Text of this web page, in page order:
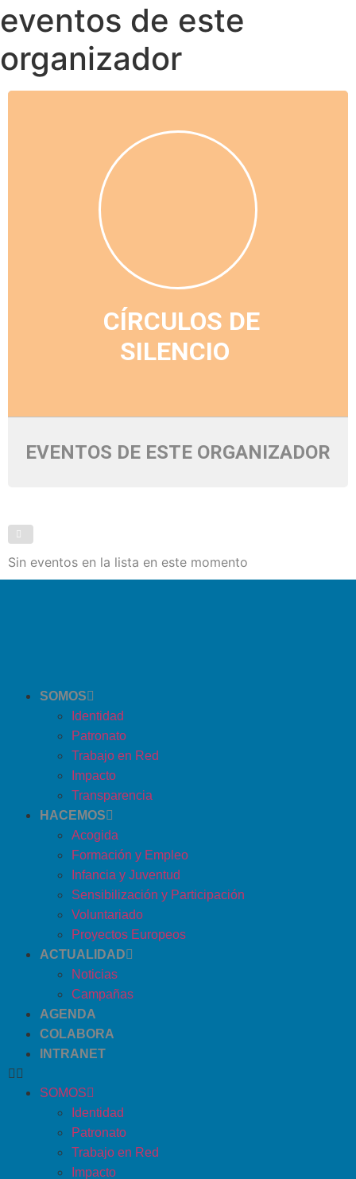
eventos de este
organizador
CÍRCULOS DE
SILENCIO
EVENTOS DE ESTE ORGANIZADOR
Sin eventos en la lista en este momento
SOMOS
Identidad
Patronato
Trabajo en Red
Impacto
Transparencia
HACEMOS
Acogida
Formación y Empleo
Infancia y Juventud
Sensibilización y Participación
Voluntariado
Proyectos Europeos
ACTUALIDAD
Noticias
Campañas
AGENDA
COLABORA
INTRANET
SOMOS
Identidad
Patronato
Trabajo en Red
Impacto